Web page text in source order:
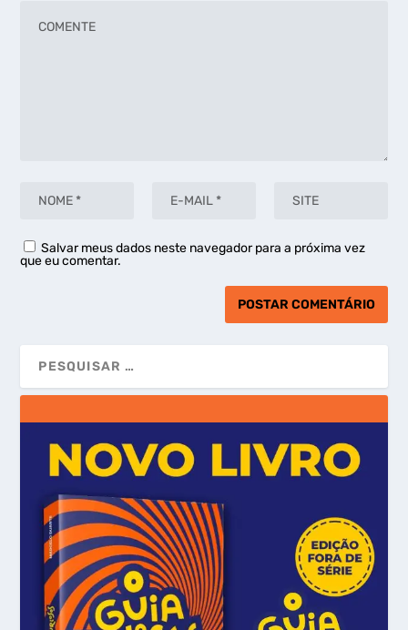
Salvar meus dados neste navegador para a próxima vez
que eu comentar.